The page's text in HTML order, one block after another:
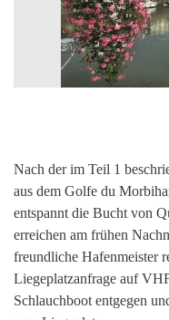
Nach der im Teil 1
aus dem Golfe du
entspannt die Bucht von
erreichen am frühen
freundliche Hafenmeister
Liegeplatzanfrage auf
Schlauchboot entgegen